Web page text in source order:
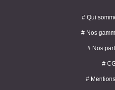
# Qui
# Nos
# Nos
#
#